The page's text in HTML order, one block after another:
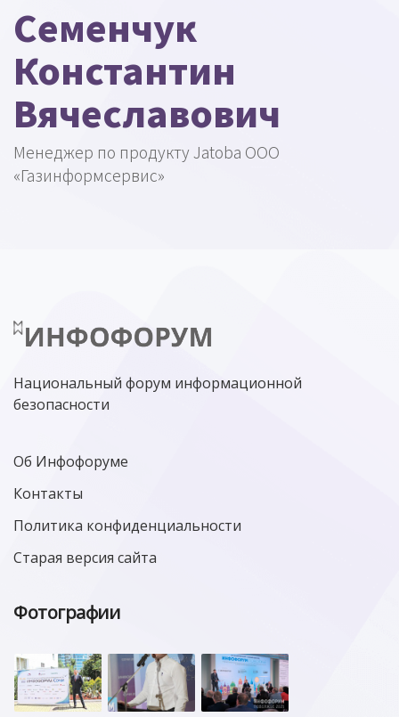
Семенчук
Константин
Вячеславович
Менеджер по продукту Jatoba ООО
«Газинформсервис»
Национальный форум информационной
безопасности
Об Инфофоруме
Контакты
Политика конфиденциальности
Старая версия сайта
Фотографии